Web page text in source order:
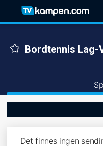
Bordtennis Lag-
Det finnes ingen